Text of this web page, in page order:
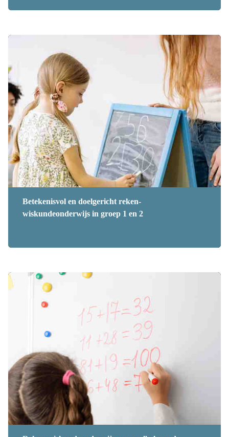
Betekenisvol en doelgericht reken-
wiskundeonderwijs in groep 1 en 2